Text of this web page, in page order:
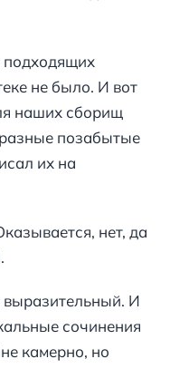
подходящих
не было. И вот
наших сборищ
позабытые
их на
нет, да
И
сочинения
камерно, но